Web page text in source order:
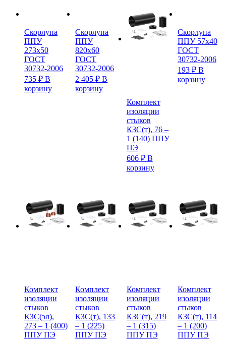
Скорлупа
ППУ
273х50
ГОСТ
30732-2006
735 ₽ В
корзину
Скорлупа
ППУ
820х60
ГОСТ
30732-2006
2 405₽ В
корзину
Комплект
изоляции
стыков
КЗС(т), 76 –
1 (140) ППУ
ПЭ
606 ₽ В
корзину
Скорлупа
ППУ 57х40
ГОСТ
30732-2006
193 ₽ В
корзину
Комплект
изоляции
стыков
КЗС(эл),
273 – 1 (400)
ППУ ПЭ
Комплект
изоляции
стыков
КЗС(т), 133
– 1 (225)
ППУ ПЭ
Комплект
изоляции
стыков
КЗС(т), 219
– 1 (315)
ППУ ПЭ
Комплект
изоляции
стыков
КЗС(т), 114
– 1 (200)
ППУ ПЭ